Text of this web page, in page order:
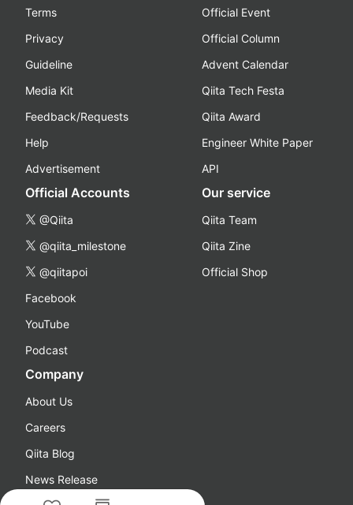
Terms
Privacy
Guideline
Media Kit
Feedback/Requests
Help
Advertisement
Official Event
Official Column
Advent Calendar
Qiita Tech Festa
Qiita Award
Engineer White Paper
API
Official Accounts
@Qiita
@qiita_milestone
@qiitapoi
Facebook
YouTube
Podcast
Our service
Qiita Team
Qiita Zine
Official Shop
Company
About Us
Careers
Qiita Blog
News Release